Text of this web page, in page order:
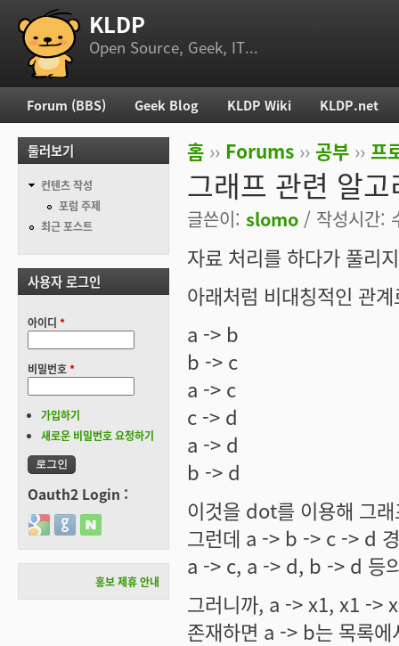
부 메뉴 KLDP
Open Source, Geek, IT...
현재 위치
홈 ›› Forums ›› 공부 ›› 프
그래프 관련 알
글쓴이: slomo / 작성시간:
자료 처리를 하다가 풀리
아래처럼 비대칭적인 관
a -> b
b -> c
a -> c
c -> d
a -> d
b -> d
이것을 dot를 이용해 그
그런데 a -> b -> c -> d
a -> c, a -> d, b -> d 등
그러니까, a -> x1, x1 ->
존재하면 a -> b는 목록
주 메뉴
Forum (BBS) Geek Blog KLDP Wiki KLDP.net
둘러보기
컨텐츠 작성
포럼 주제
최근 포스트
사용자 로그인
아이디 *
비밀번호*
가입하기
새로운 비밀번호 요청하기
Oauth2 Login :
Login with Google
Login with GitHub
Login with Naver
홍보 제휴 안내